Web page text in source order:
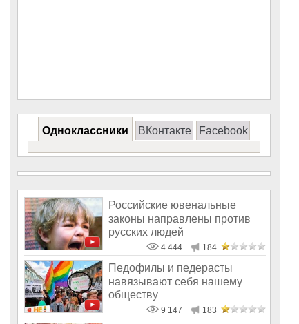
Одноклассники ВКонтакте Facebook
Российские ювенальные
законы направлены против
русских людей
4 444 184
Педофилы и педерасты
навязывают себя нашему
обществу
9 147 183